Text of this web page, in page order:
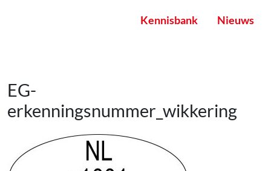
Kennisbank Nieuws
EG-
erkenningsnummer_wikkering